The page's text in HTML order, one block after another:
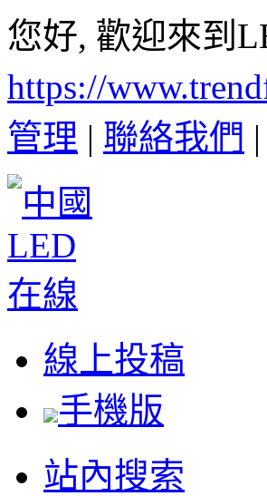
您好, 歡迎來到
https://
管理 | 聯絡我們 |
線上投稿
手機版
站內搜索